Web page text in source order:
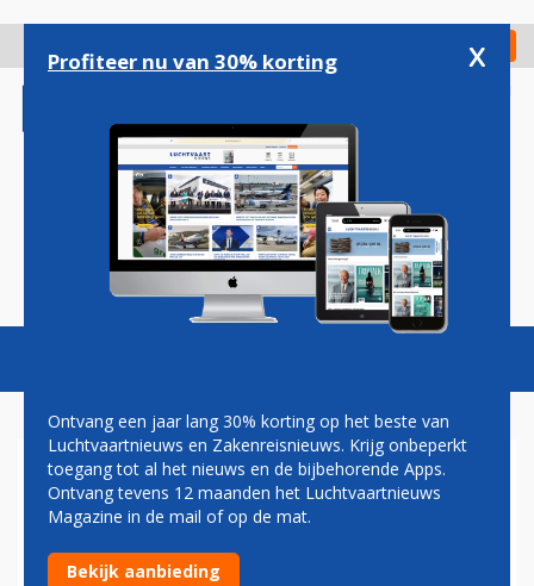
gaan
Check in
Magazine Podcasts Vacatures
SPANJE
Geruzie over officiële naam vliegveld van Mallorca
Profiteer nu van 30% korting x
Ontvang een jaar lang 30% korting op het beste van
Luchtvaartnieuws en Zakenreisnieuws. Krijg onbeperkt
toegang tot al het nieuws en de bijbehorende Apps.
Ontvang tevens 12 maanden het Luchtvaartnieuws
Magazine in de mail of op de mat.
Bekijk aanbieding